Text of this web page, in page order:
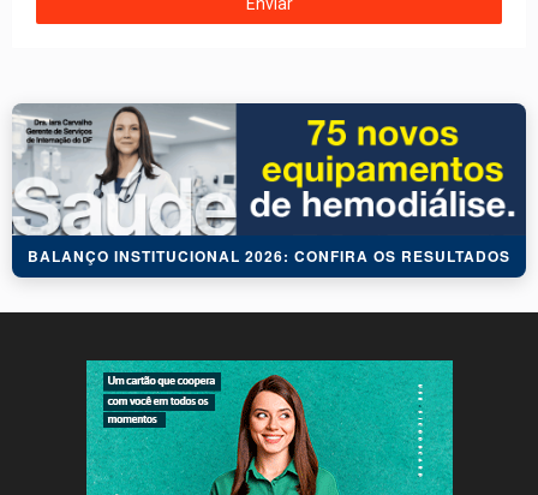
BALANÇO INSTITUCIONAL 2026: CONFIRA OS RESULTADOS